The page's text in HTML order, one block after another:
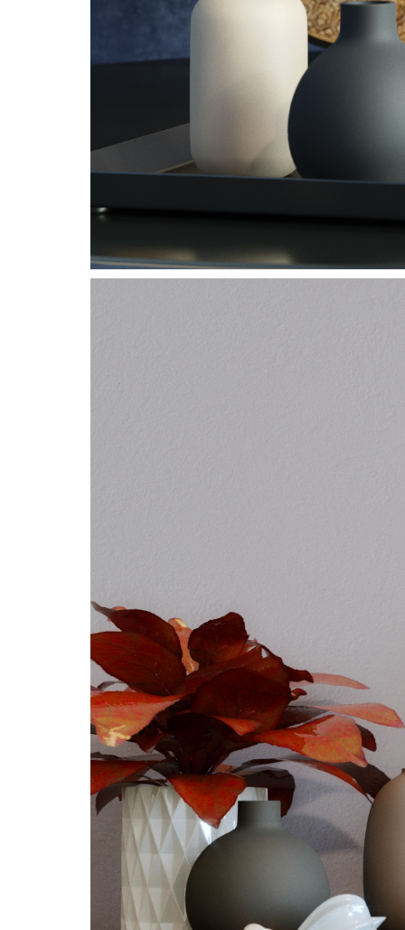
Adress
Vikdalsgränd 10A
131 52 Nacka Strand
Sverige
Telefon
08 - 716 87 50
Follow Us
Copyright © 3DHouse.se. All Rights Reserved